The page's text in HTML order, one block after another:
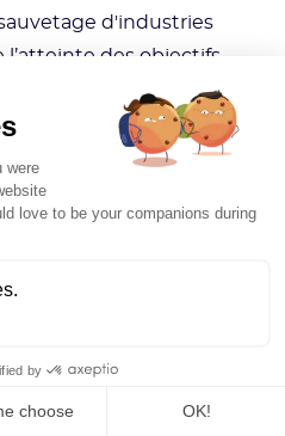
d'industries
des objectifs
les financements
à la hauteur du plan,
sa mise en œuvre.
soit loin d’être parfait,
une
de l’Union
were
love to be your companions during
by
choose OK!